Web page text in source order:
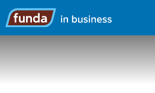
Hoofdmenu